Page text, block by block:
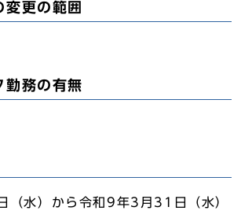
変更の範囲
勤務の有無
（水）から令和9年3月31日（水）